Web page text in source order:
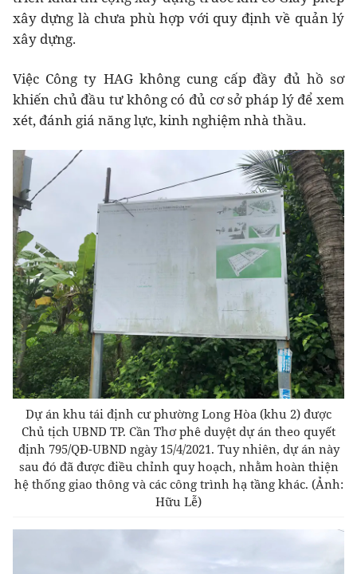
xây dựng là chưa phù hợp với quy định về quản lý
xây dựng.
Việc Công ty HAG không cung cấp đầy đủ hồ sơ
khiến chủ đầu tư không có đủ cơ sở pháp lý để xem
xét, đánh giá năng lực, kinh nghiệm nhà thầu.
Dự án khu tái định cư phường Long Hòa (khu 2) được
Chủ tịch UBND TP. Cần Thơ phê duyệt dự án theo quyết
định 795/QĐ-UBND ngày 15/4/2021. Tuy nhiên, dự án này
sau đó đã được điều chỉnh quy hoạch, nhằm hoàn thiện
hệ thống giao thông và các công trình hạ tầng khác. (Ảnh:
Hữu Lễ)